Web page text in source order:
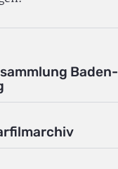
Baden-